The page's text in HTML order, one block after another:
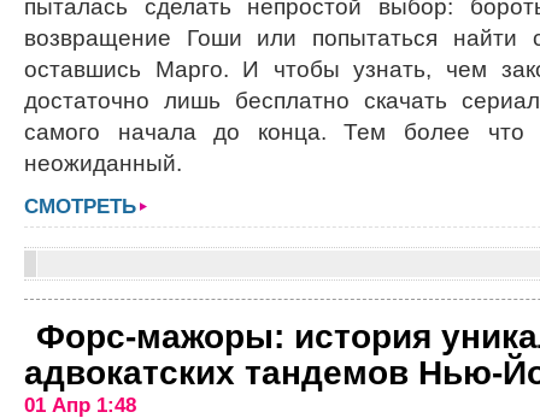
пыталась сделать непростой выбор:
возвращение Гоши или попытаться найти
оставшись Марго. И чтобы узнать, чем
достаточно лишь бесплатно скачать
самого начала до конца. Тем более что
неожиданный.
СМОТРЕТЬ
Форс-мажоры: история
адвокатских тандемов Нью-
01 Апр 1:48